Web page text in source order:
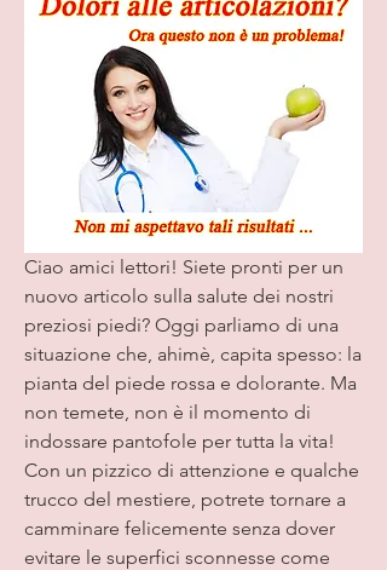
Ciao amici lettori! Siete pronti per un
nuovo articolo sulla salute dei nostri
preziosi piedi? Oggi parliamo di una
situazione che, ahimè, capita spesso: la
pianta del piede rossa e dolorante. Ma
non temete, non è il momento di
indossare pantofole per tutta la vita!
Con un pizzico di attenzione e qualche
trucco del mestiere, potrete tornare a
camminare felicemente senza dover
evitare le superfici sconnesse come